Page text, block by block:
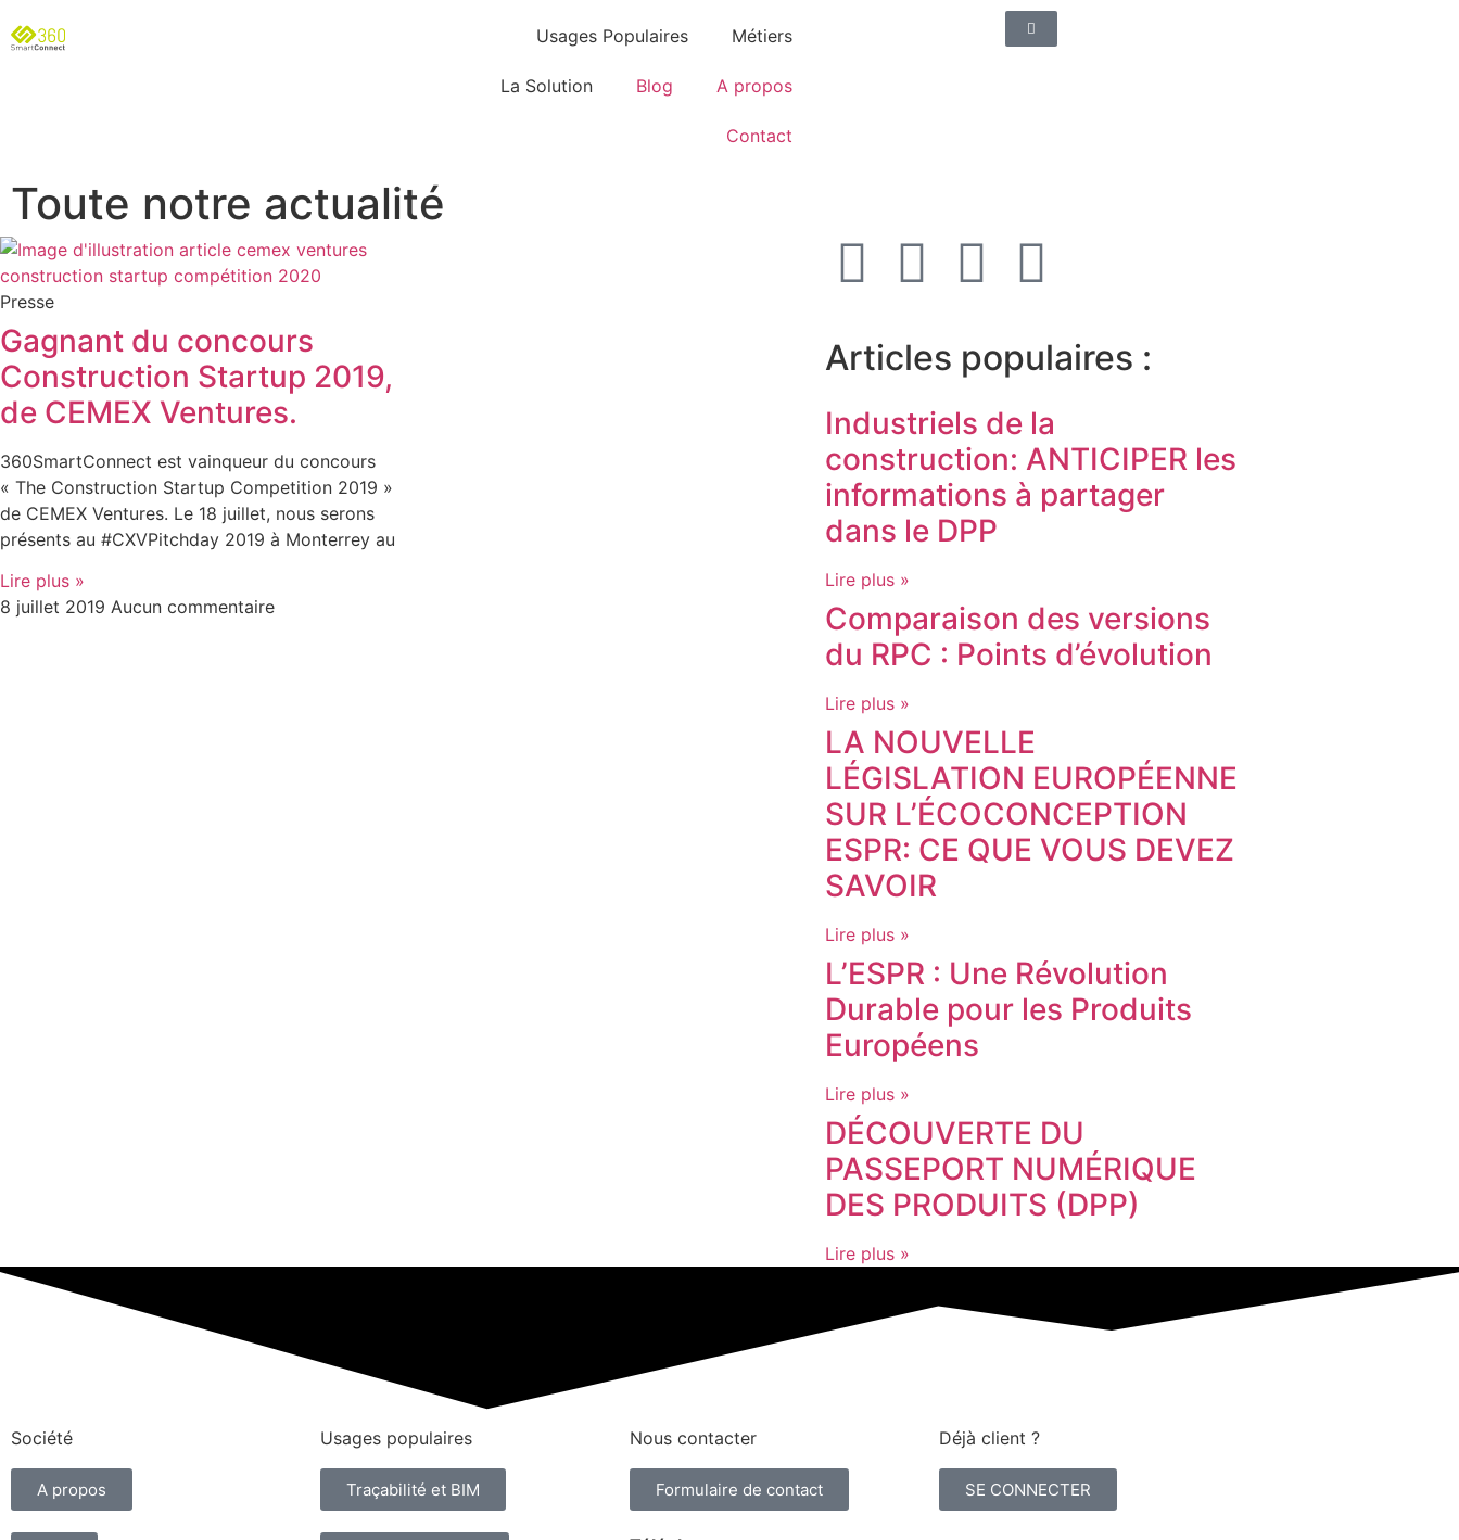
Usages Populaires Métiers
La Solution Blog A propos
Contact
Toute notre actualité
Presse
Gagnant du concours
Construction Startup 2019,
de CEMEX Ventures.
360SmartConnect est vainqueur du concours
« The Construction Startup Competition 2019 »
de CEMEX Ventures. Le 18 juillet, nous serons
présents au #CXVPitchday 2019 à Monterrey au
Lire plus »
8 juillet 2019 Aucun commentaire
Articles populaires :
Industriels de la
construction: ANTICIPER les
informations à partager
dans le DPP
Lire plus »
Comparaison des versions
du RPC : Points d’évolution
Lire plus »
LA NOUVELLE
LÉGISLATION EUROPÉENNE
SUR L’ÉCOCONCEPTION
ESPR: CE QUE VOUS DEVEZ
SAVOIR
Lire plus »
L’ESPR : Une Révolution
Durable pour les Produits
Européens
Lire plus »
DÉCOUVERTE DU
PASSEPORT NUMÉRIQUE
DES PRODUITS (DPP)
Lire plus »
Société
A propos
Usages populaires
Traçabilité et BIM
Nous contacter
Formulaire de contact
Déjà client ?
SE CONNECTER